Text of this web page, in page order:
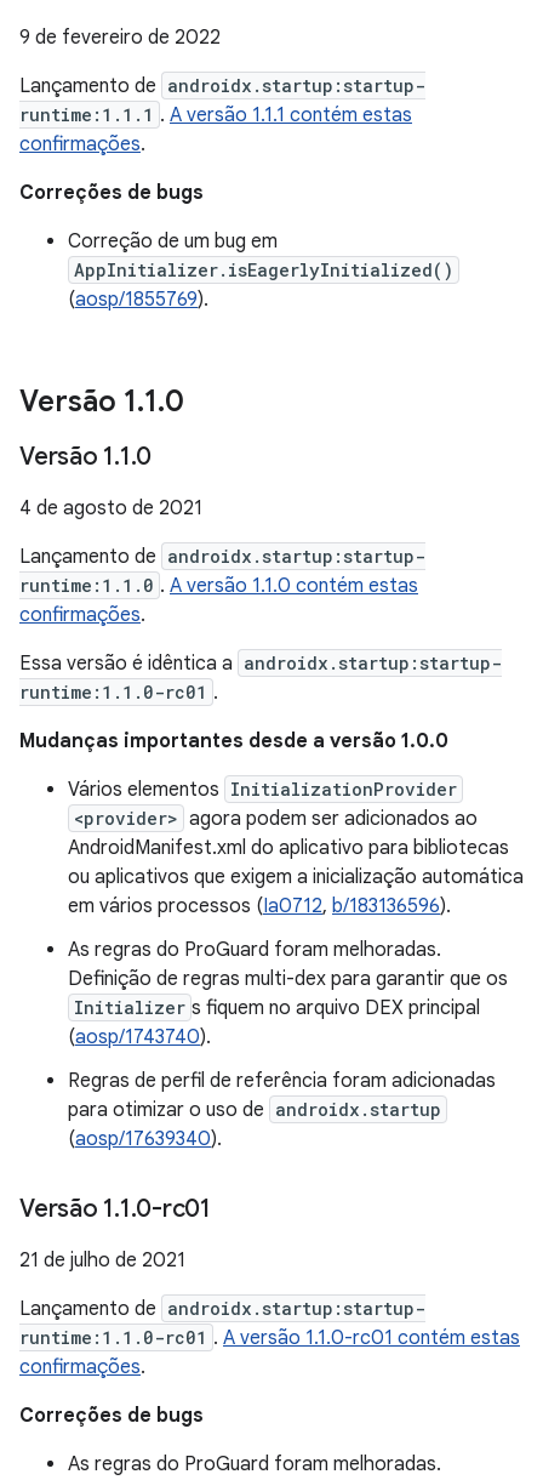
9 de fevereiro de 2022
Lançamento de androidx.startup:startup-
runtime:1.1.1 . A versão 1.1.1 contém estas
confirmações.
Correções de bugs
Correção de um bug em
AppInitializer.isEagerlyInitialized()
(aosp/1855769).
Versão 1.1.0
Versão 1.1.0
4 de agosto de 2021
Lançamento de androidx.startup:startup-
runtime:1.1.0 . A versão 1.1.0 contém estas
confirmações.
Essa versão é idêntica a androidx.startup:startup-
runtime:1.1.0-rc01 .
Mudanças importantes desde a versão 1.0.0
Vários elementos InitializationProvider
<provider> agora podem ser adicionados ao
AndroidManifest.xml do aplicativo para bibliotecas
ou aplicativos que exigem a inicialização automática
em vários processos (Ia0712, b/183136596).
As regras do ProGuard foram melhoradas.
Definição de regras multi-dex para garantir que os
Initializer s fiquem no arquivo DEX principal
(aosp/1743740).
Regras de perfil de referência foram adicionadas
para otimizar o uso de androidx.startup
(aosp/17639340).
Versão 1.1.0-rc01
21 de julho de 2021
Lançamento de androidx.startup:startup-
runtime:1.1.0-rc01 . A versão 1.1.0-rc01 contém estas
confirmações.
Correções de bugs
As regras do ProGuard foram melhoradas.